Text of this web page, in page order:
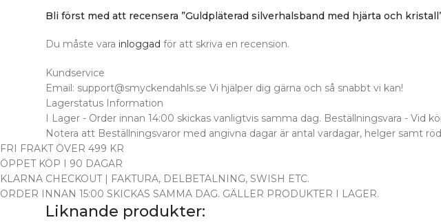
Bli först med att recensera ”Guldpläterad silverhalsband med hjärta och
Du måste vara inloggad för att skriva en recension.
Kundservice
Email: support@smyckendahls.se Vi hjälper dig gärna och så snabbt vi kan!
Lagerstatus Information
I Lager - Order innan 14:00 skickas vanligtvis samma dag. Beställningsvara - Vid
Notera att Beställningsvaror med angivna dagar är antal vardagar, helger samt
FRI FRAKT ÖVER 499 KR
ÖPPET KÖP I 90 DAGAR
KLARNA CHECKOUT | FAKTURA, DELBETALNING, SWISH ETC.
ORDER INNAN 15:00 SKICKAS SAMMA DAG. GÄLLER PRODUKTER I LAGER.
Liknande produkter: